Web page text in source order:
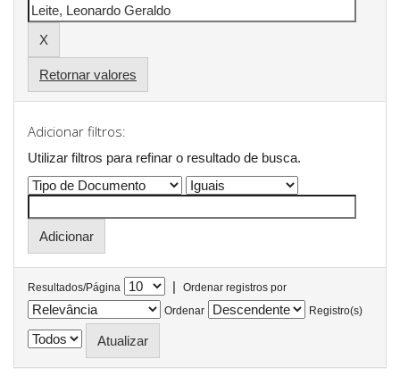
Retornar valores
Adicionar filtros:
Utilizar filtros para refinar o resultado de busca.
Resultados/Página |
Ordenar registros por
Ordenar
Registro(s)